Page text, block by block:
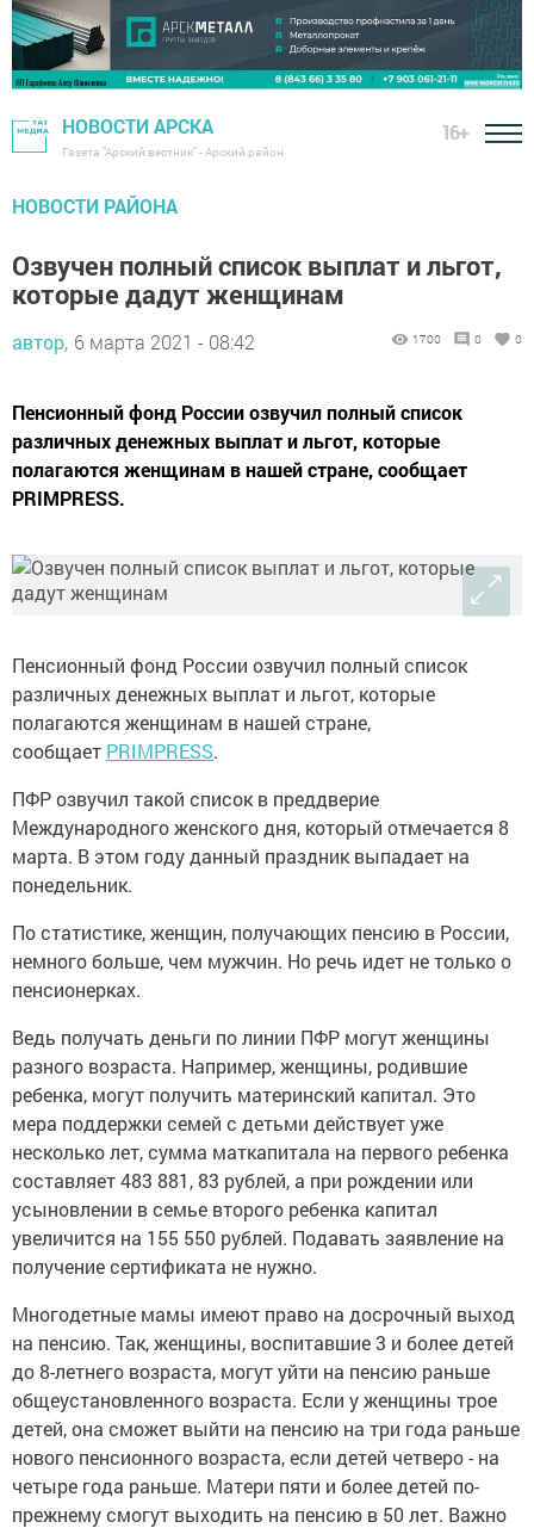
НОВОСТИ АРСКА
Газета "Арский вестник" - Арский район
16+
НОВОСТИ РАЙОНА
Озвучен полный список выплат и льгот,
которые дадут женщинам
автор, 6 марта 2021 - 08:42 1700 0 0
Пенсионный фонд России озвучил полный список
различных денежных выплат и льгот, которые
полагаются женщинам в нашей стране, сообщает
PRIMPRESS.
Пенсионный фонд России озвучил полный список
различных денежных выплат и льгот, которые
полагаются женщинам в нашей стране,
сообщает PRIMPRESS.
ПФР озвучил такой список в преддверие
Международного женского дня, который отмечается 8
марта. В этом году данный праздник выпадает на
понедельник.
По статистике, женщин, получающих пенсию в России,
немного больше, чем мужчин. Но речь идет не только о
пенсионерках.
Ведь получать деньги по линии ПФР могут женщины
разного возраста. Например, женщины, родившие
ребенка, могут получить материнский капитал. Это
мера поддержки семей с детьми действует уже
несколько лет, сумма маткапитала на первого ребенка
составляет 483 881, 83 рублей, а при рождении или
усыновлении в семье второго ребенка капитал
увеличится на 155 550 рублей. Подавать заявление на
получение сертификата не нужно.
Многодетные мамы имеют право на досрочный выход
на пенсию. Так, женщины, воспитавшие 3 и более детей
до 8-летнего возраста, могут уйти на пенсию раньше
общеустановленного возраста. Если у женщины трое
детей, она сможет выйти на пенсию на три года раньше
нового пенсионного возраста, если детей четверо - на
четыре года раньше. Матери пяти и более детей по-
прежнему смогут выходить на пенсию в 50 лет. Важно